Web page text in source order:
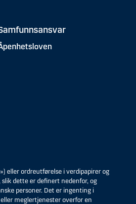
eller ordreutførelse i verdipapirer og
dette er definert nedenfor, og
personer. Det er ingenting i
meglertjenester overfor en